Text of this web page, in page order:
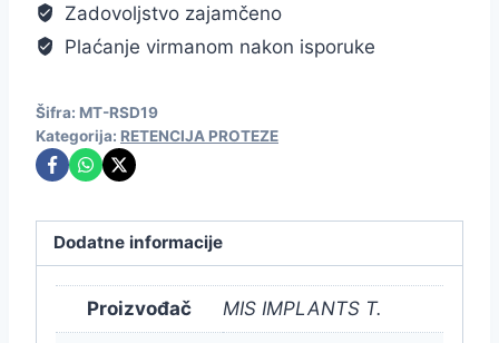
Zadovoljstvo zajamčeno
Plaćanje virmanom nakon isporuke
Šifra: MT-RSD19
Kategorija: RETENCIJA PROTEZE
Dodatne informacije
Proizvođač MIS IMPLANTS T.